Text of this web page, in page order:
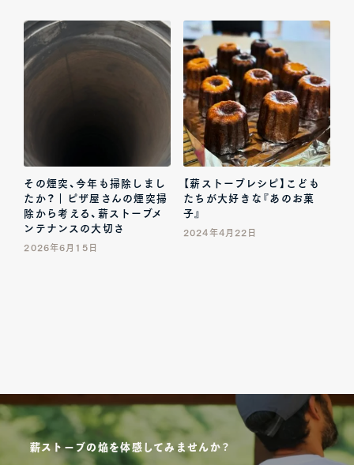
その煙突、今年も掃除しまし
たか？｜ピザ屋さんの煙突掃
除から考える、薪ストーブメ
ンテナンスの大切さ
2026年6月15日
【薪ストーブレシピ】こども
たちが大好きな『あのお菓
子』
2024年4月22日
薪ストーブの焔を体感してみませんか？